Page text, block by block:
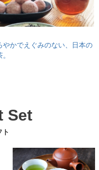
やかでえぐみのない、日本の
Set
ト